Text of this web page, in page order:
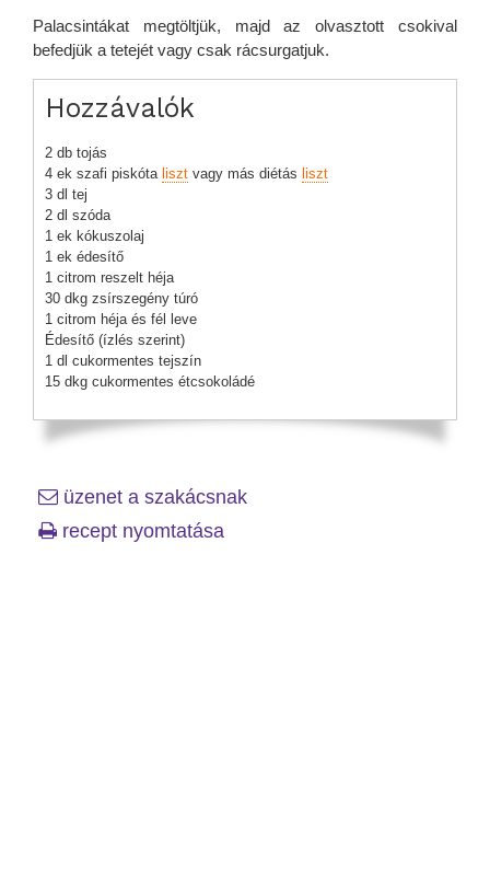
Palacsintákat megtöltjük, majd az olvasztott csokival
befedjük a tetejét vagy csak rácsurgatjuk.
Hozzávalók
2 db tojás
4 ek szafi piskóta liszt vagy más diétás liszt
3 dl tej
2 dl szóda
1 ek kókuszolaj
1 ek édesítő
1 citrom reszelt héja
30 dkg zsírszegény túró
1 citrom héja és fél leve
Édesítő (ízlés szerint)
1 dl cukormentes tejszín
15 dkg cukormentes étcsokoládé
üzenet a szakácsnak
recept nyomtatása